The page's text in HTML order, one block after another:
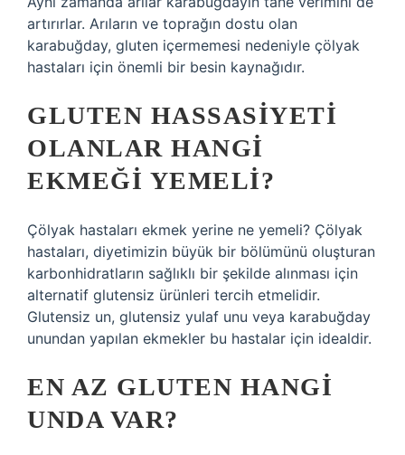
artırırlar. Arıların ve toprağın dostu olan
karabuğday, gluten içermemesi nedeniyle çölyak
hastaları için önemli bir besin kaynağıdır.
GLUTEN HASSASIYETI
OLANLAR HANGI
EKMEĞI YEMELI?
Çölyak hastaları ekmek yerine ne yemeli? Çölyak
hastaları, diyetimizin büyük bir bölümünü oluşturan
karbonhidratların sağlıklı bir şekilde alınması için
alternatif glutensiz ürünleri tercih etmelidir.
Glutensiz un, glutensiz yulaf unu veya karabuğday
unundan yapılan ekmekler bu hastalar için idealdir.
EN AZ GLUTEN HANGI
UNDA VAR?